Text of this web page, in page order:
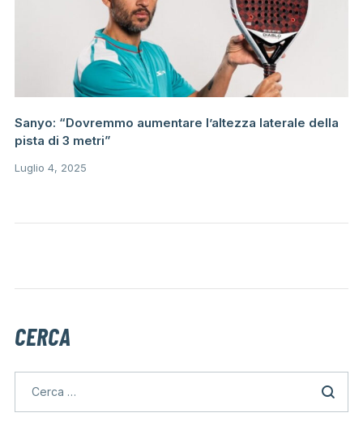
Sanyo: “Dovremmo aumentare l’altezza laterale della
pista di 3 metri”
Luglio 4, 2025
CERCA